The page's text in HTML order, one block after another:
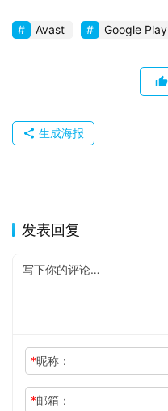
Avast Google Play
生成海报
发表回复
*昵称：
*邮箱：